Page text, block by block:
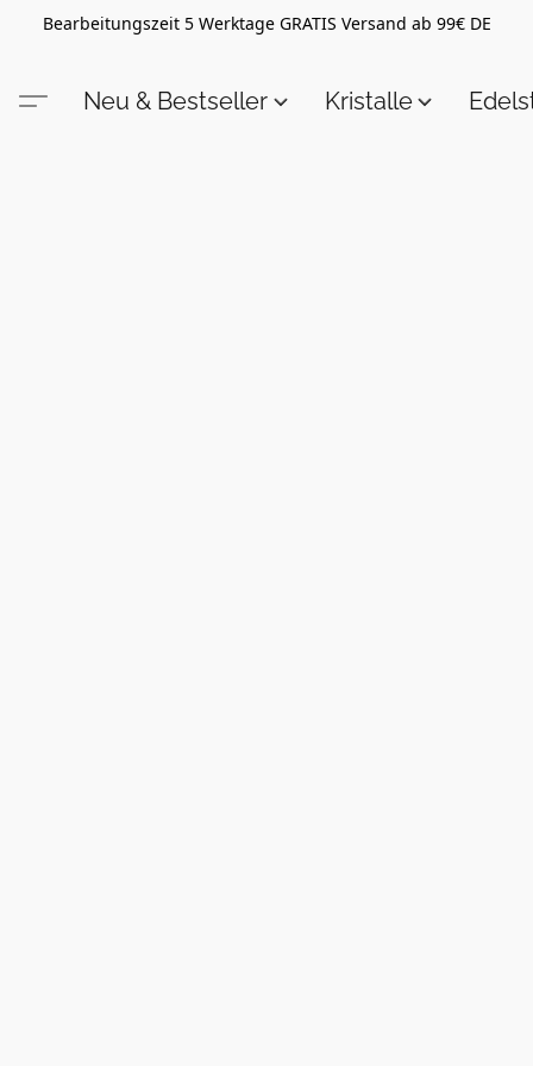
Bearbeitungszeit 5 Werktage GRATIS Versand ab 99€ DE
Neu & Bestseller Kristalle